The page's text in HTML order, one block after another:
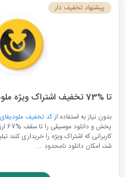
تا %73 تخفیف اشتراک ویژه ملودیفای
بدون نیاز به استفاده ازکد تخفیف ملودیفای
کاربرانی که اشتراک ویژه را خریداری
شد، امکان دانلود نامحدود ...
پیشنهاد تخفیف دار